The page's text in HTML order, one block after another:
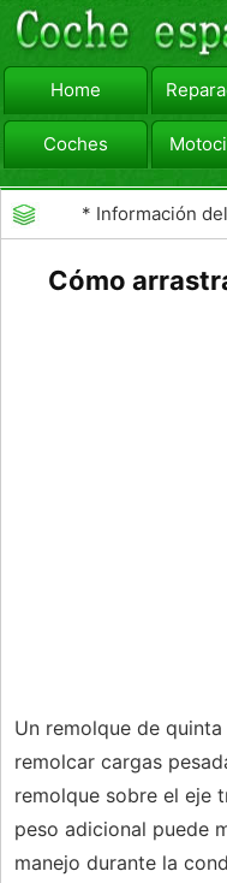
Home
Coches
viajar
* Información
Cómo
Un remolque de
remolcar cargas
remolque sobre el eje
peso adicional puede
manejo durante la